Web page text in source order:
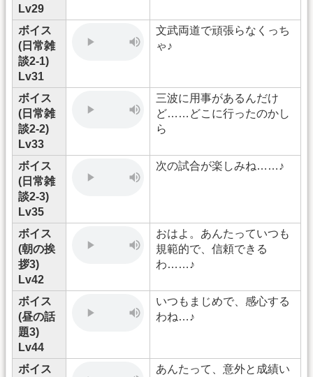
Lv29
ボイス
(日常雑
談2-1)
Lv31
文武両道で頑張らなくっち
ゃ♪
ボイス
(日常雑
談2-2)
Lv33
三波に用事があるんだけ
ど……どこに行ったのかし
ら
ボイス
(日常雑
談2-3)
Lv35
次の試合が楽しみね……♪
ボイス
(朝の挨
拶3)
Lv42
おはよ。あんたっていつも
規範的で、信頼できる
わ……♪
ボイス
(昼の話
題3)
Lv44
いつもまじめで、感心する
わね…♪
ボイス
あんたって、意外と成績い